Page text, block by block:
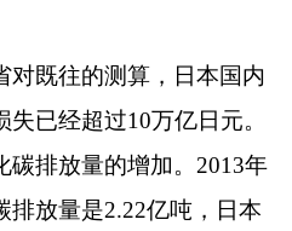
既往的测算，日本国内
失已经超过10万亿日元。
排放量的增加。 2013年
排放量是2.22亿吨，日本